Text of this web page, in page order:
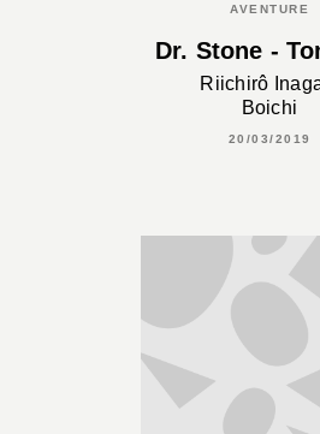
AVENTURE
Dr. Stone -
Riichirô
Boichi
20/03/2019